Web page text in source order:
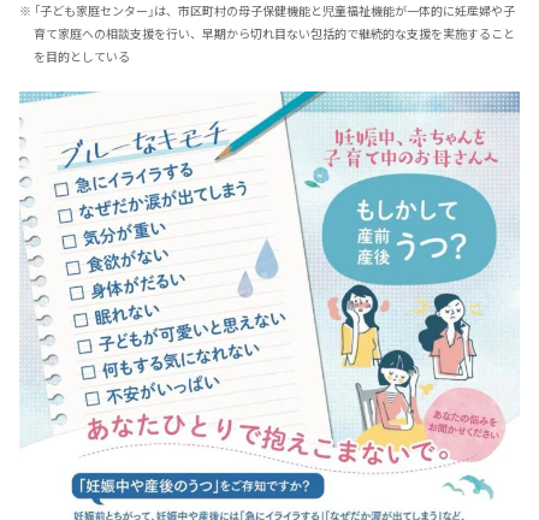
※ 「子ども家庭センター」は、市区町村の母子保健機能と児童福祉機能が一体的に妊産婦や子
育て家庭への相談支援を行い、早期から切れ目ない包括的で継続的な支援を実施すること
を目的としている